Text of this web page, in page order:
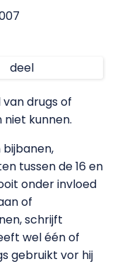
deel
drugs of
kunnen.
tussen de 16 en
onder invloed
of
schrijft
wel één of
gebruikt vor hij